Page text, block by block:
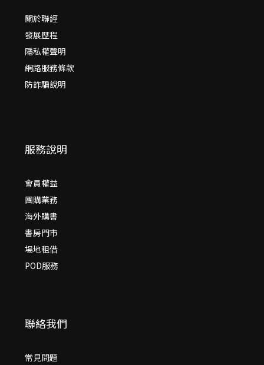
關於聯經
發展歷程
隱私權聲明
網路服務條款
防詐騙說明
服務說明
會員權益
團購業務
海外購書
書房門市
場地租借
POD服務
聯絡我們
常見問題